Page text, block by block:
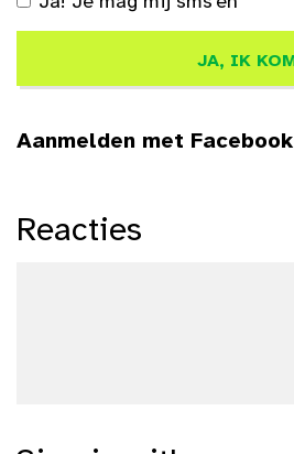
Aanmelden met Facebook
Reacties